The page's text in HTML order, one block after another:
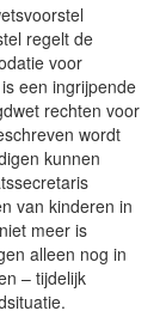
regelt de
voor
een ingrijpende
rechten voor
wordt
kunnen
van kinderen in
meer is
alleen nog in
– tijdelijk